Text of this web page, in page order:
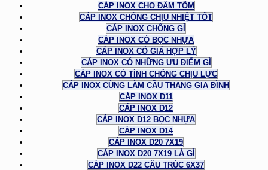
CÁP INOX CHO ĐẦM TÔM
CÁP INOX CHỐNG CHỊU NHIỆT TỐT
CÁP INOX CHỐNG GỈ
CÁP INOX CÓ BỌC NHỰA
CÁP INOX CÓ GIÁ HỢP LÝ
CÁP INOX CÓ NHỮNG ƯU ĐIỂM GÌ
CÁP INOX CÓ TÍNH CHỐNG CHỊU LỰC
CÁP INOX CÙNG LÀM CẦU THANG GIA ĐÌNH
CÁP INOX D11
CÁP INOX D12
CÁP INOX D12 BỌC NHỰA
CÁP INOX D14
CÁP INOX D20 7X19
CÁP INOX D20 7X19 LÀ GÌ
CÁP INOX D22 CẤU TRÚC 6X37